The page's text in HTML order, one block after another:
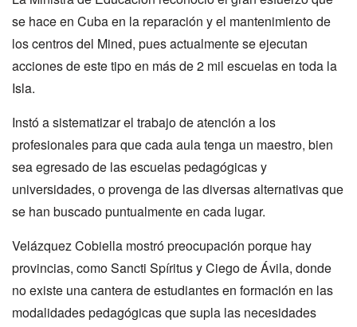
se hace en Cuba en la reparación y el mantenimiento de
los centros del Mined, pues actualmente se ejecutan
acciones de este tipo en más de 2 mil escuelas en toda la
Isla.
Instó a sistematizar el trabajo de atención a los
profesionales para que cada aula tenga un maestro, bien
sea egresado de las escuelas pedagógicas y
universidades, o provenga de las diversas alternativas que
se han buscado puntualmente en cada lugar.
Velázquez Cobiella mostró preocupación porque hay
provincias, como Sancti Spíritus y Ciego de Ávila, donde
no existe una cantera de estudiantes en formación en las
modalidades pedagógicas que supla las necesidades